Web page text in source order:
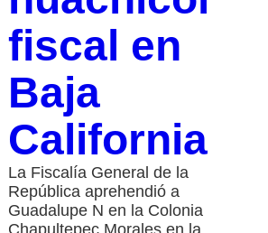
fiscal en
Baja
California
La Fiscalía General de la
República aprehendió a
Guadalupe N en la Colonia